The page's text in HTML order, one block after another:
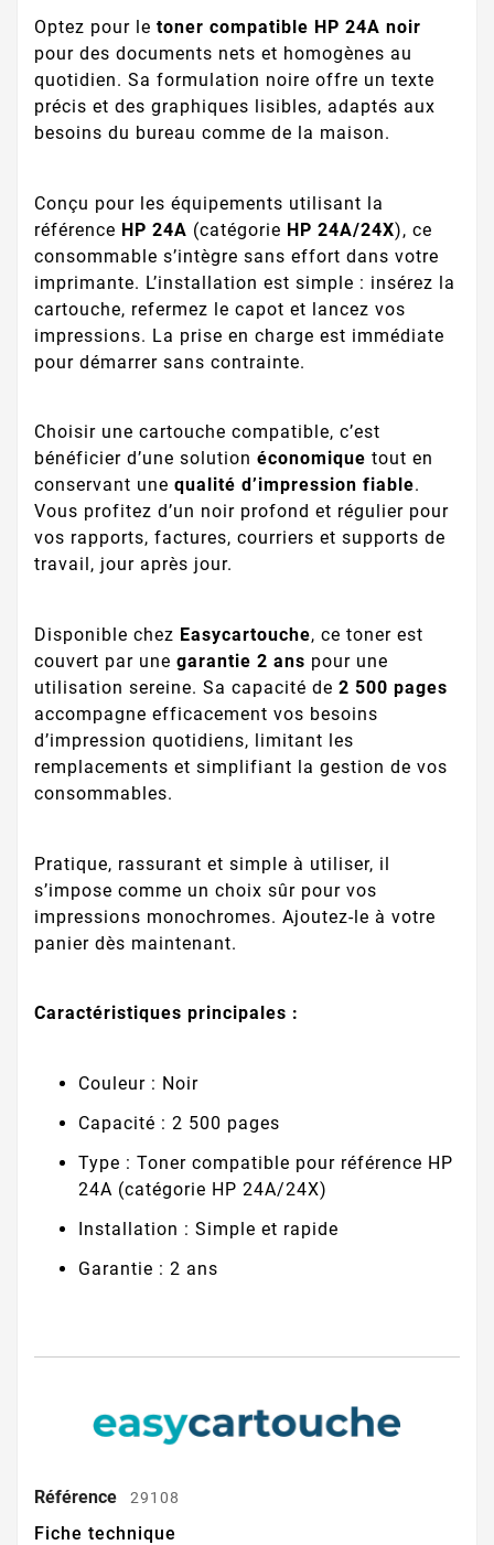
Optez pour le toner compatible HP 24A noir
pour des documents nets et homogènes au
quotidien. Sa formulation noire offre un texte
précis et des graphiques lisibles, adaptés aux
besoins du bureau comme de la maison.
Conçu pour les équipements utilisant la
référence HP 24A (catégorie HP 24A/24X), ce
consommable s’intègre sans effort dans votre
imprimante. L’installation est simple : insérez la
cartouche, refermez le capot et lancez vos
impressions. La prise en charge est immédiate
pour démarrer sans contrainte.
Choisir une cartouche compatible, c’est
bénéficier d’une solution économique tout en
conservant une qualité d’impression fiable.
Vous profitez d’un noir profond et régulier pour
vos rapports, factures, courriers et supports de
travail, jour après jour.
Disponible chez Easycartouche, ce toner est
couvert par une garantie 2 ans pour une
utilisation sereine. Sa capacité de 2 500 pages
accompagne efficacement vos besoins
d’impression quotidiens, limitant les
remplacements et simplifiant la gestion de vos
consommables.
Pratique, rassurant et simple à utiliser, il
s’impose comme un choix sûr pour vos
impressions monochromes. Ajoutez-le à votre
panier dès maintenant.
Caractéristiques principales :
Couleur : Noir
Capacité : 2 500 pages
Type : Toner compatible pour référence HP
24A (catégorie HP 24A/24X)
Installation : Simple et rapide
Garantie : 2 ans
Référence 29108
Fiche technique